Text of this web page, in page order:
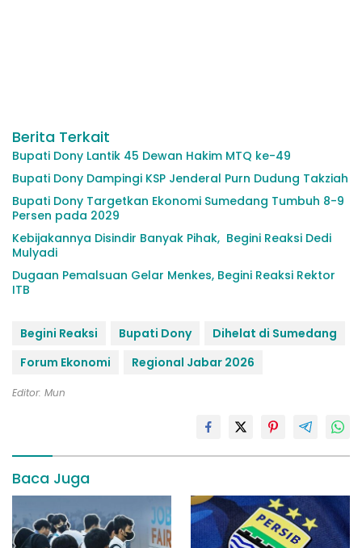
Berita Terkait
Bupati Dony Lantik 45 Dewan Hakim MTQ ke-49
Bupati Dony Dampingi KSP Jenderal Purn Dudung Takziah
Bupati Dony Targetkan Ekonomi Sumedang Tumbuh 8-9
Persen pada 2029
Kebijakannya Disindir Banyak Pihak, Begini Reaksi Dedi
Mulyadi
Dugaan Pemalsuan Gelar Menkes, Begini Reaksi Rektor
ITB
Begini Reaksi Bupati Dony
Dihelat di Sumedang
Forum Ekonomi
Regional Jabar 2026
Editor: Mun
Baca Juga